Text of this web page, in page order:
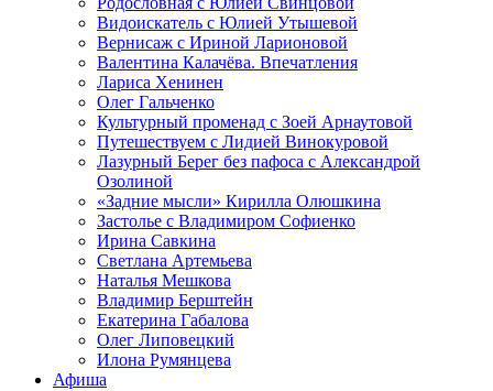
Видоискатель с Юлией Утышевой
Вернисаж с Ириной Ларионовой
Валентина Калачёва. Впечатления
Лариса Хенинен
Олег Гальченко
Культурный променад с Зоей Арнаутовой
Путешествуем с Лидией Винокуровой
Лазурный Берег без пафоса с Александрой
Озолиной
«Задние мысли» Кирилла Олюшкина
Застолье с Владимиром Софиенко
Ирина Савкина
Светлана Артемьева
Наталья Мешкова
Владимир Берштейн
Екатерина Габалова
Олег Липовецкий
Илона Румянцева
Афиша